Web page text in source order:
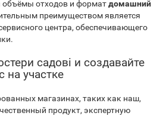
объёмы отходов и форматдомашний
преимуществом является
центра, обеспечивающего
садові и создавайте
участке
магазинах, таких как наш,
продукт, экспертную